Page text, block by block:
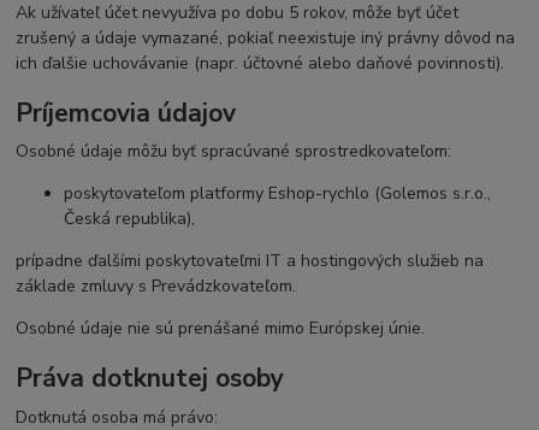
Ak užívateľ účet nevyužíva po dobu 5 rokov, môže byť účet
zrušený a údaje vymazané, pokiaľ neexistuje iný právny dôvod na
ich ďalšie uchovávanie (napr. účtovné alebo daňové povinnosti).
Príjemcovia údajov
Osobné údaje môžu byť spracúvané sprostredkovateľom:
poskytovateľom platformy Eshop-rychlo (Golemos s.r.o.,
Česká republika),
prípadne ďalšími poskytovateľmi IT a hostingových služieb na
základe zmluvy s Prevádzkovateľom.
Osobné údaje nie sú prenášané mimo Európskej únie.
Práva dotknutej osoby
Dotknutá osoba má právo: